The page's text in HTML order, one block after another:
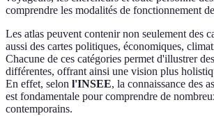
comprendre les modalités de fonctionnement
Les atlas peuvent contenir non seulement des
aussi des cartes politiques, économiques,
Chacune de ces catégories permet d'illustrer
différentes, offrant ainsi une vision plus
En effet, selon l'INSEE, la connaissance des
est fondamentale pour comprendre de
contemporains.